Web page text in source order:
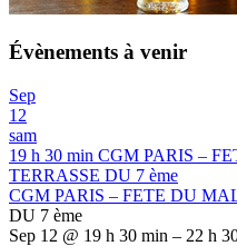
Évènements à venir
Sep
12
sam
19 h 30 min CGM PARIS –
TERRASSE DU 7 ème
CGM PARIS – FETE DU
DU 7 ème
Sep 12 @ 19 h 30 min – 22 h